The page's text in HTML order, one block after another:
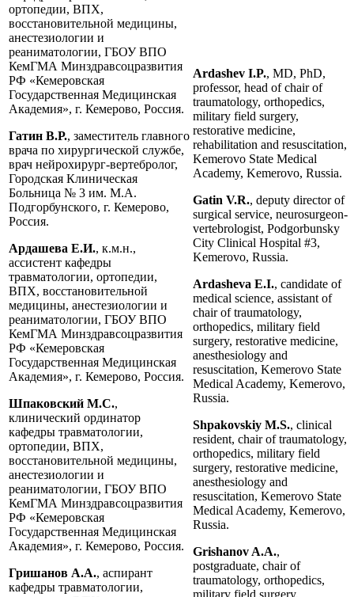
ортопедии, ВПХ,
восстановительной медицины,
анестезиологии и
реаниматологии, ГБОУ ВПО
КемГМА Минздравсоцразвития
РФ «Кемеровская
Государственная Медицинская
Академия», г. Кемерово, Россия.
Гатин В.Р., заместитель главного
врача по хирургической службе,
врач нейрохирург-вертебролог,
Городская Клиническая
Больница № 3 им. М.А.
Подгорбунского, г. Кемерово,
Россия.
Ардашева Е.И., к.м.н.,
ассистент кафедры
травматологии, ортопедии,
ВПХ, восстановительной
медицины, анестезиологии и
реаниматологии, ГБОУ ВПО
КемГМА Минздравсоцразвития
РФ «Кемеровская
Государственная Медицинская
Академия», г. Кемерово, Россия.
Шпаковский М.С.,
клинический ординатор
кафедры травматологии,
ортопедии, ВПХ,
восстановительной медицины,
анестезиологии и
реаниматологии, ГБОУ ВПО
КемГМА Минздравсоцразвития
РФ «Кемеровская
Государственная Медицинская
Академия», г. Кемерово, Россия.
Гришанов А.А., аспирант
кафедры травматологии,
Ardashev I.P., MD, PhD,
professor, head of chair of
traumatology, orthopedics,
military field surgery,
restorative medicine,
rehabilitation and resuscitation,
Kemerovo State Medical
Academy, Kemerovo, Russia.
Gatin V.R., deputy director of
surgical service, neurosurgeon-
vertebrologist, Podgorbunsky
City Clinical Hospital #3,
Kemerovo, Russia.
Ardasheva E.I., candidate of
medical science, assistant of
chair of traumatology,
orthopedics, military field
surgery, restorative medicine,
anesthesiology and
resuscitation, Kemerovo State
Medical Academy, Kemerovo,
Russia.
Shpakovskiy M.S., clinical
resident, chair of traumatology,
orthopedics, military field
surgery, restorative medicine,
anesthesiology and
resuscitation, Kemerovo State
Medical Academy, Kemerovo,
Russia.
Grishanov A.A.,
postgraduate, chair of
traumatology, orthopedics,